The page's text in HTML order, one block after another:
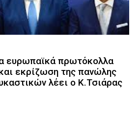
ευρωπαϊκά πρωτόκολλα
εκρίζωση της πανώλης
λέει ο Κ.Τσιάρας